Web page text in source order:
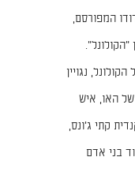
המפורסם,
"הקולונל".
נגויין
האו, איש
קתי ג'ונס,
בני אדם